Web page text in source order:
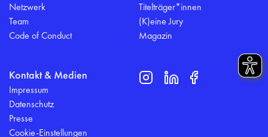
Netzwerk
Team
Code of Conduct
Titelträger*innen
(K)eine Jury
Magazin
Kontakt & Medien
Impressum
Datenschutz
Presse
Cookie-Einstellungen